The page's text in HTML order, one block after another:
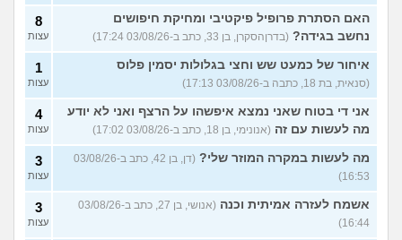
האם הסתרת פרופיל פיקטיבי ומחיקת חיפושים
נחשב בגידה? (בדרןהסקרן, בן 33, כתב ב-03/08/26 17:24)
8
עצות
איחור של כמעט שש וחצי בגלולות יסמין פלוס
(סנאית, בת 18, כתבה ב-03/08/26 17:13)
1
עצות
אני די בטוח שאני נמצא איפשהו על הרצף ואני לא יודע
מה לעשות עם זה (אנונימי, בן 18, כתב ב-03/08/26 17:02)
4
עצות
מה לעשות במקרה המוזר שלי?
(דן, בן 42, כתב ב-03/08/26
16:53)
3
עצות
אשמח לעזרה אמיתית וכנה
(אנושי, בן 27, כתב ב-03/08/26
16:44)
3
עצות